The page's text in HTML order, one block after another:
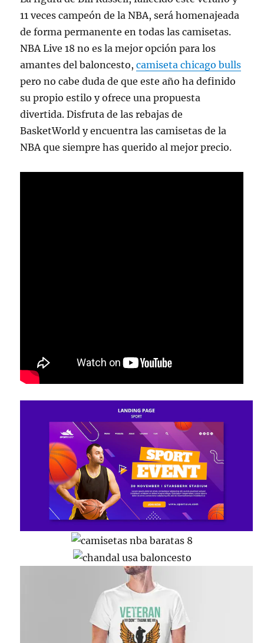
11 veces campeón de la NBA, será homenajeada
de forma permanente en todas las camisetas.
NBA Live 18 no es la mejor opción para los
amantes del baloncesto,camiseta chicago bulls
pero no cabe duda de que este año ha definido
su propio estilo y ofrece una propuesta
divertida. Disfruta de las rebajas de
BasketWorld y encuentra las camisetas de la
NBA que siempre has querido al mejor precio.